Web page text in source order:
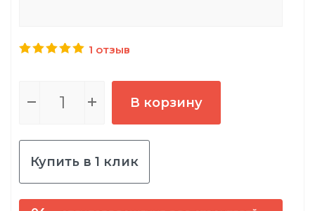
1 отзыв
В корзину
Купить в 1 клик